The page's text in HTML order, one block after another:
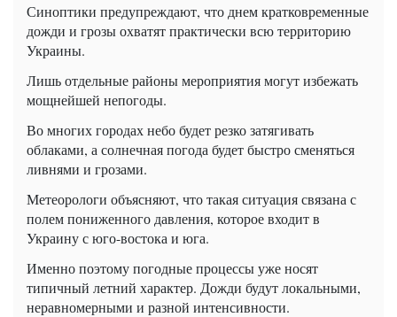
Синоптики предупреждают, что днем ​​кратковременные
дожди и грозы охватят практически всю территорию
Украины.
Лишь отдельные районы мероприятия могут избежать
мощнейшей непогоды.
Во многих городах небо будет резко затягивать
облаками, а солнечная погода будет быстро сменяться
ливнями и грозами.
Метеорологи объясняют, что такая ситуация связана с
полем пониженного давления, которое входит в
Украину с юго-востока и юга.
Именно поэтому погодные процессы уже носят
типичный летний характер. Дожди будут локальными,
неравномерными и разной интенсивности.